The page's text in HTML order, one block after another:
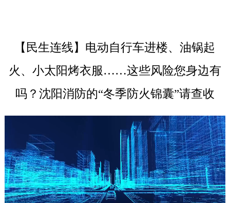
【民生连线】电动自行车进楼、油锅起
火、小太阳烤衣服……这些风险您身边有
吗？沈阳消防的“冬季防火锦囊”请查收